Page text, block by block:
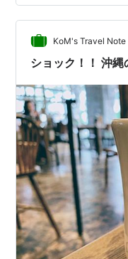
の御褒美旅です。 前
機が欠航になり、大
機はガラガラでした
しかもいい具合にう
KoM's Travel Note
ショック！！ 沖